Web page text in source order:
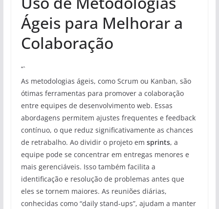
Ágeis para Melhorar a
Colaboração
“`
As metodologias ágeis, como Scrum ou Kanban, são
ótimas ferramentas para promover a colaboração
entre equipes de desenvolvimento web. Essas
abordagens permitem ajustes frequentes e feedback
contínuo, o que reduz significativamente as chances
de retrabalho. Ao dividir o projeto em sprints, a
equipe pode se concentrar em entregas menores e
mais gerenciáveis. Isso também facilita a
identificação e resolução de problemas antes que
eles se tornem maiores. As reuniões diárias,
conhecidas como “daily stand-ups”, ajudam a manter